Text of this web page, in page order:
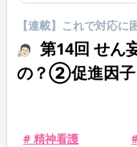
【連載】これで対応
第14回 せん
の？②促進因子
# 精神看護